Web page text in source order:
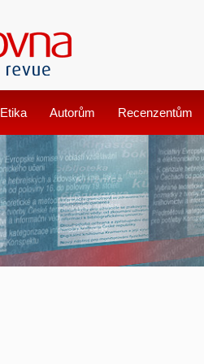
Etika Autorům Recenzentům